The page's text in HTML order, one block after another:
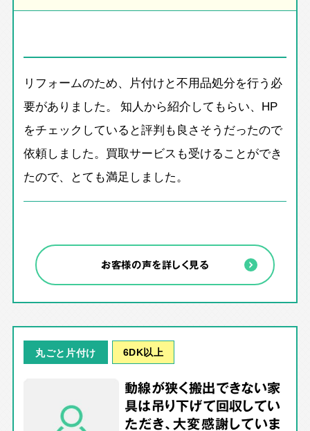
リフォームのため、片付けと不用品処分を行う必
要がありました。 知人から紹介してもらい、HP
をチェックしていると評判も良さそうだったので
依頼しました。買取サービスも受けることができ
たので、とても満足しました。
お客様の声を詳しく見る
丸ごと片付け 6DK以上
動線が狭く搬出できない家
具は吊り下げて回収してい
ただき、大変感謝していま